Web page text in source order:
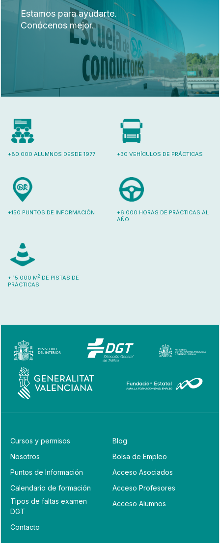
Estamos para ayudarte.
Conócenos mejor.
+80.000 ALUMNOS DESDE 1977 +30 VEHÍCULOS DE PRÁCTICAS
+150 PUNTOS DE INFORMACIÓN
+6.000 HORAS DE PRÁCTICAS AL
AÑO
+ 15.000 M2 DE PISTAS DE
PRÁCTICAS
Cursos y permisos
Nosotros
Puntos de Información
Calendario de formación
Tipos de faltas examen
DGT
Contacto
Blog
Bolsa de Empleo
Acceso Asociados
Acceso Profesores
Acceso Alumnos